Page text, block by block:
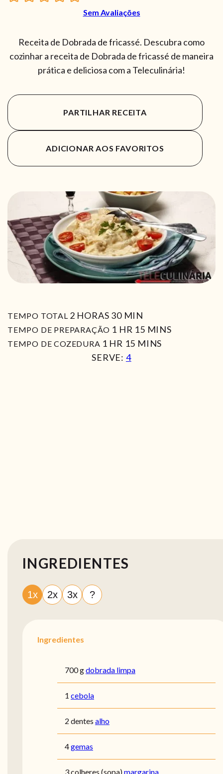
Sem Avaliações
Receita de Dobrada de fricassé. Descubra como
cozinhar a receita de Dobrada de fricassé de maneira
prática e deliciosa com a Teleculinária!
PARTILHAR RECEITA
ADICIONAR AOS FAVORITOS
TEMPO TOTAL 2HORAS
HORAS 30MIN
MIN
TEMPO DE PREPARAÇÃO 1 HORA
HR 15MIN
MINS
TEMPO DE COZEDURA 1 HORA
HR 15 MIN
MINS
SERVE: 4
INGREDIENTES
1x 2x 3x ?
Ingredientes
700 gdobrada limpa
1 cebola
2 dentes alho
4gemas
3 colheres (sopa)margarina